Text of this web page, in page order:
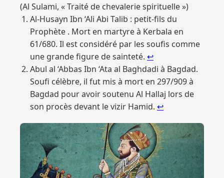
(Al Sulami, « Traité de chevalerie spirituelle »)
Al-Husayn Ibn ‘Ali Abi Talib : petit-fils du
Prophète . Mort en martyre à Kerbala en
61/680. Il est considéré par les soufis comme
une grande figure de sainteté. ↩︎
Abul al ‘Abbas Ibn ‘Ata al Baghdadi à Bagdad.
Soufi célèbre, il fut mis à mort en 297/909 à
Bagdad pour avoir soutenu Al Hallaj lors de
son procès devant le vizir Hamid. ↩︎